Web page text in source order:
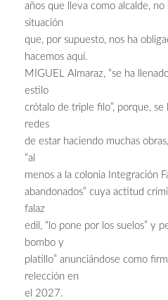
años que lleva como alcalde, no
situación
que, por supuesto, nos ha
hacemos aquí.
MIGUEL Almaraz, “se ha
estilo
crótalo de triple filo”, porque, se
redes
de estar haciendo muchas
“al
menos a la colonia Integración
abandonados” cuya actitud
falaz
edil, “lo pone por los suelos” y
bombo y
platillo” anunciándose como
relección en
el 2027.